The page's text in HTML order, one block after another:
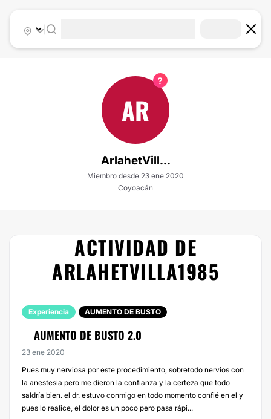
|
AR
ArlahetVill...
Miembro desde 23 ene 2020
Coyoacán
ACTIVIDAD DE
ARLAHETVILLA1985
Experiencia AUMENTO DE BUSTO
AUMENTO DE BUSTO 2.0
23 ene 2020
Pues muy nerviosa por este procedimiento, sobretodo nervios con
la anestesia pero me dieron la confianza y la certeza que todo
saldría bien. el dr. estuvo conmigo en todo momento confié en el y
pues lo realice, el dolor es un poco pero pasa rápi...